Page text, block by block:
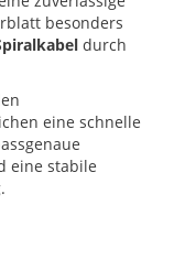
besonders
durch
eine schnelle
eine stabile